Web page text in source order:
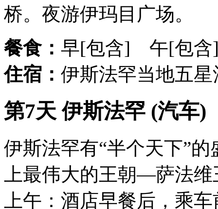
桥。夜游伊玛目广场。
餐食： 早[包含] 午[包
住宿： 伊斯法罕当地五星
第7天 伊斯法罕 (汽车)
伊斯法罕有“半个天下”
上最伟大的王朝—萨法
上午：酒店早餐后，乘